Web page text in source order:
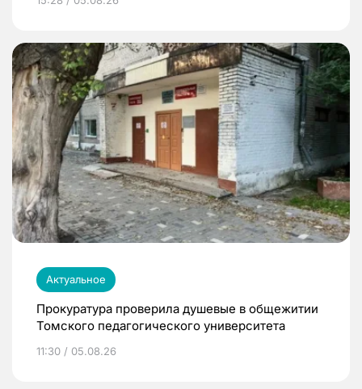
Актуальное
Прокуратура проверила душевые в общежитии
Томского педагогического университета
11:30 / 05.08.26